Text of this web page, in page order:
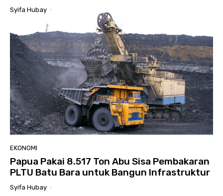
Syifa Hubay -
EKONOMI
Papua Pakai 8.517 Ton Abu Sisa Pembakaran
PLTU Batu Bara untuk Bangun Infrastruktur
Syifa Hubay -